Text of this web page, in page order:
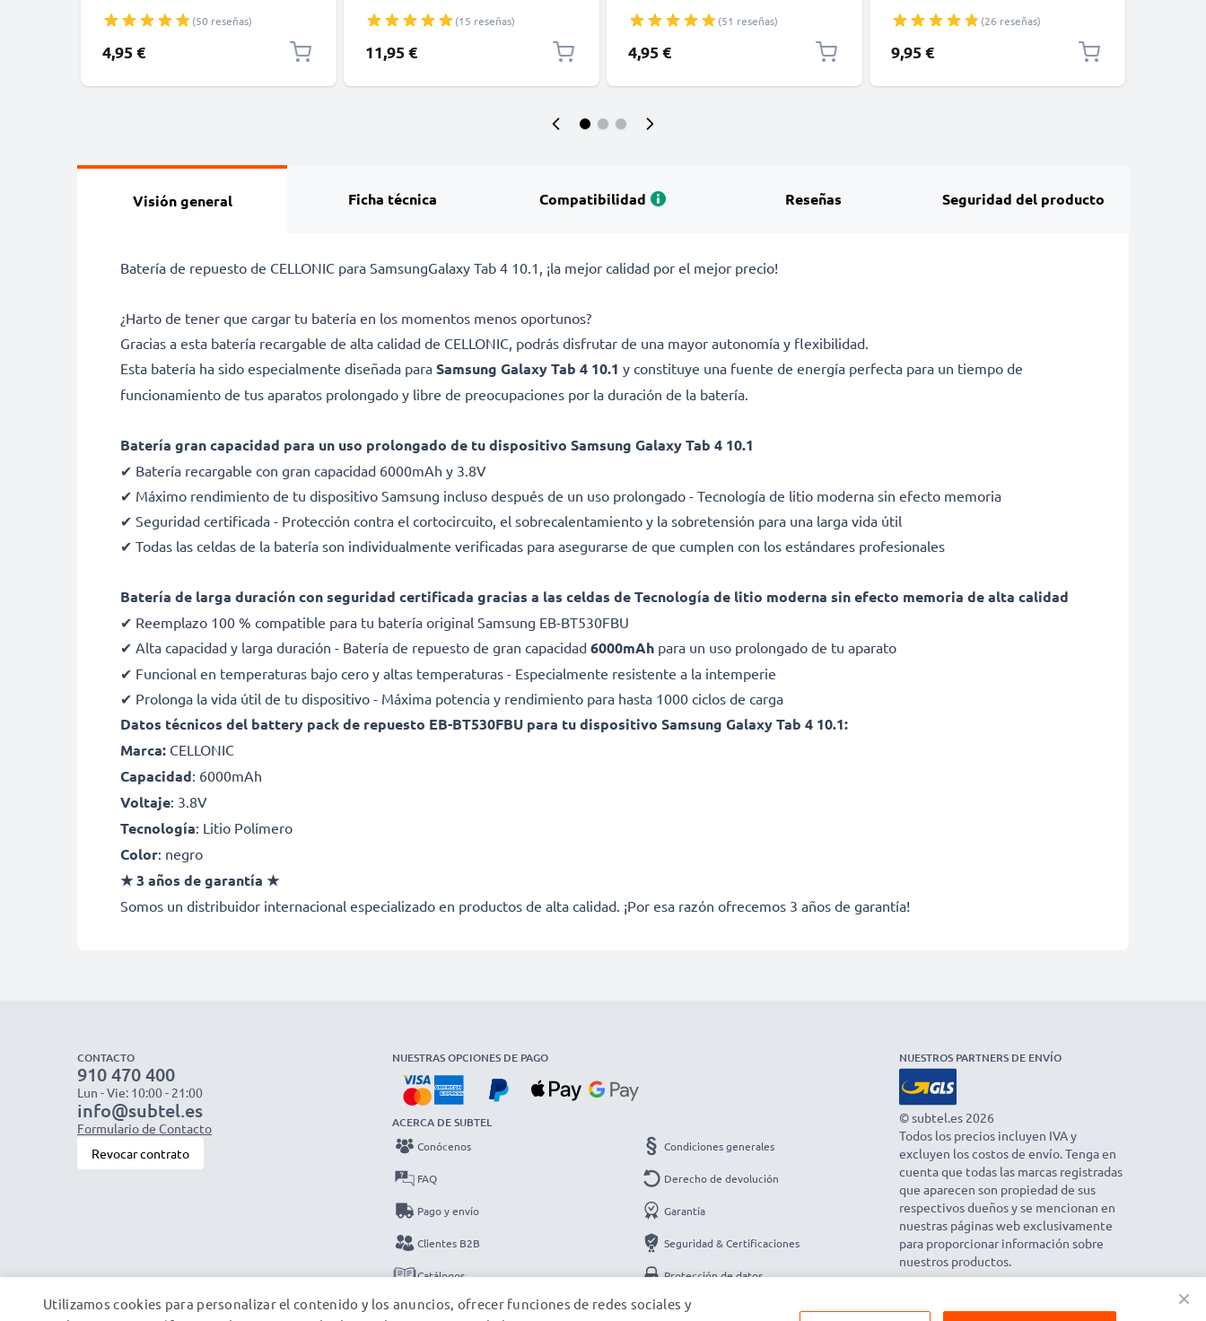
(50 reseñas)
4,95 €
Cuero artificial, Protector para
tablet con función de soporte de
color azul oscuro, Flip Cover
(15 reseñas)
11,95 €
8.4 / Galaxy Note 8.0 - Cable de Carga
y Datos 2.0 1m 1A blanco PVC
(51 reseñas)
4,95 €
soporte giratorio y cinta elástica
(26 reseñas)
9,95 €
Visión general Ficha técnica Compatibilidad Reseñas Seguridad del producto
Batería de repuesto de CELLONIC para SamsungGalaxy Tab 4 10.1, ¡la mejor calidad por el mejor precio!
¿Harto de tener que cargar tu batería en los momentos menos oportunos?
Gracias a esta batería recargable de alta calidad de CELLONIC, podrás disfrutar de una mayor autonomía y flexibilidad.
Esta batería ha sido especialmente diseñada para Samsung Galaxy Tab 4 10.1 y constituye una fuente de energía perfecta para un tiempo de
funcionamiento de tus aparatos prolongado y libre de preocupaciones por la duración de la batería.
Batería gran capacidad para un uso prolongado de tu dispositivo Samsung Galaxy Tab 4 10.1
✔ Batería recargable con gran capacidad 6000mAh y 3.8V
✔ Máximo rendimiento de tu dispositivo Samsung incluso después de un uso prolongado - Tecnología de litio moderna sin efecto memoria
✔ Seguridad certificada - Protección contra el cortocircuito, el sobrecalentamiento y la sobretensión para una larga vida útil
✔ Todas las celdas de la batería son individualmente verificadas para asegurarse de que cumplen con los estándares profesionales
Batería de larga duración con seguridad certificada gracias a las celdas de Tecnología de litio moderna sin efecto memoria de alta calidad
✔ Reemplazo 100 % compatible para tu batería original Samsung EB-BT530FBU
✔ Alta capacidad y larga duración - Batería de repuesto de gran capacidad 6000mAh para un uso prolongado de tu aparato
✔ Funcional en temperaturas bajo cero y altas temperaturas - Especialmente resistente a la intemperie
✔ Prolonga la vida útil de tu dispositivo - Máxima potencia y rendimiento para hasta 1000 ciclos de carga
Datos técnicos del battery pack de repuesto EB-BT530FBU para tu dispositivo Samsung Galaxy Tab 4 10.1:
Marca: CELLONIC
Capacidad: 6000mAh
Voltaje: 3.8V
Tecnología: Litio Polímero
Color: negro
★ 3 años de garantía ★
Somos un distribuidor internacional especializado en productos de alta calidad. ¡Por esa razón ofrecemos 3 años de garantía!
CONTACTO
910 470 400
Lun - Vie: 10:00 - 21:00
info@subtel.es
Formulario de Contacto
Revocar contrato
NUESTRAS OPCIONES DE PAGO
ACERCA DE SUBTEL
Conócenos
FAQ
Pago y envío
Clientes B2B
Catálogos
Contacto
Condiciones generales
Derecho de devolución
Garantía
Seguridad & Certificaciones
Protección de datos
Datos de la empresa
NUESTROS PARTNERS DE ENVÍO
© subtel.es 2026
Todos los precios incluyen IVA y
excluyen los costos de envío. Tenga en
cuenta que todas las marcas registradas
que aparecen son propiedad de sus
respectivos dueños y se mencionan en
nuestras páginas web exclusivamente
para proporcionar información sobre
nuestros productos.
×
Utilizamos cookies para personalizar el contenido y los anuncios, ofrecer funciones de redes sociales y